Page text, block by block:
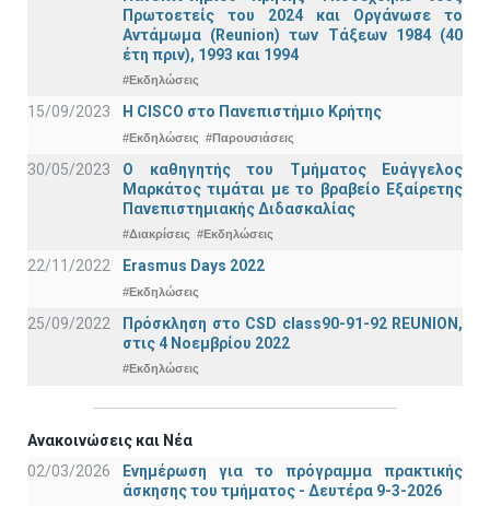
Πρωτοετείς του 2024 και Οργάνωσε το
Αντάμωμα (Reunion) των Τάξεων 1984 (40
έτη πριν), 1993 και 1994
#Εκδηλώσεις
15/09/2023 Η CISCO στο Πανεπιστήμιο Κρήτης
#Εκδηλώσεις #Παρουσιάσεις
30/05/2023
Ο καθηγητής του Τμήματος Ευάγγελος
Μαρκάτος τιμάται με το βραβείο Εξαίρετης
Πανεπιστημιακής Διδασκαλίας
#Διακρίσεις #Εκδηλώσεις
22/11/2022 Erasmus Days 2022
#Εκδηλώσεις
25/09/2022
Πρόσκληση στο CSD class90-91-92 REUNION,
στις 4 Νοεμβρίου 2022
#Εκδηλώσεις
Ανακοινώσεις και Νέα
02/03/2026
Ενημέρωση για το πρόγραμμα πρακτικής
άσκησης του τμήματος - Δευτέρα 9-3-2026